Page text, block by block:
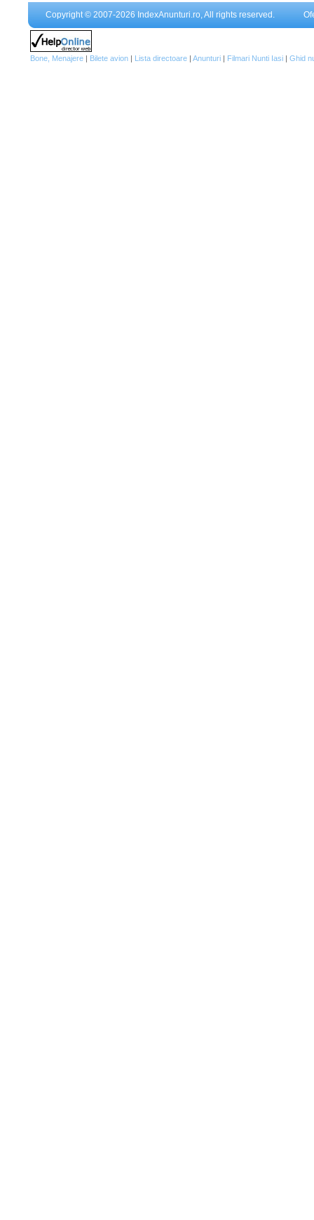
Copyright © 2007-2026 IndexAnunturi.ro, All rights reserved.
Bone, Menajere | Bilete avion | Lista directoare | Anunturi | Filmari Nunti Iasi | Ghid